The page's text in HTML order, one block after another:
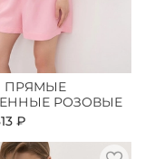
ПРЯМЫЕ
РОЗОВЫЕ
₽